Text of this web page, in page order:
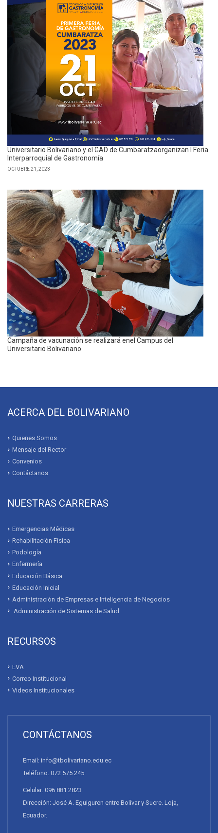
Universitario Bolivariano y el GAD de Cumbaratzaorganizan I Feria
Interparroquial de Gastronomía
OCTUBRE 21, 2023
Campaña de vacunación se realizará enel Campus del
Universitario Bolivariano
ACERCA DEL BOLIVARIANO
Quienes Somos
Mensaje del Rector
Convenios
Contáctanos
NUESTRAS CARRERAS
Emergencias Médicas
Rehabilitación Física
Podología
Enfermería
Educación Básica
Educación Inicial
Administración de Empresas e Inteligencia de Negocios
Administración de Sistemas de Salud
RECURSOS
EVA
Correo Institucional
Videos Institucionales
CONTÁCTANOS
Email: info@tbolivariano.edu.ec
Teléfono: 072 575 245
Celular: 096 881 2823
Dirección: José A. Eguiguren entre Bolívar y Sucre. Loja,
Ecuador.